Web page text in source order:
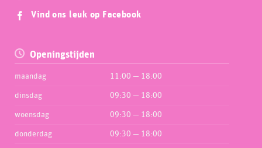
Vind ons leuk op Facebook
Openingstijden
maandag 11:00 — 18:00
dinsdag 09:30 — 18:00
woensdag 09:30 — 18:00
donderdag 09:30 — 18:00